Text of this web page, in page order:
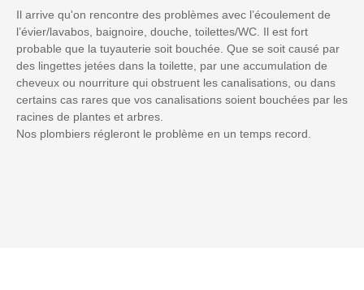
Il arrive qu'on rencontre des problèmes avec l’écoulement de
l’évier/lavabos, baignoire, douche, toilettes/WC. Il est fort
probable que la tuyauterie soit bouchée. Que se soit causé par
des lingettes jetées dans la toilette, par une accumulation de
cheveux ou nourriture qui obstruent les canalisations, ou dans
certains cas rares que vos canalisations soient bouchées par les
racines de plantes et arbres.
Nos plombiers régleront le problème en un temps record.